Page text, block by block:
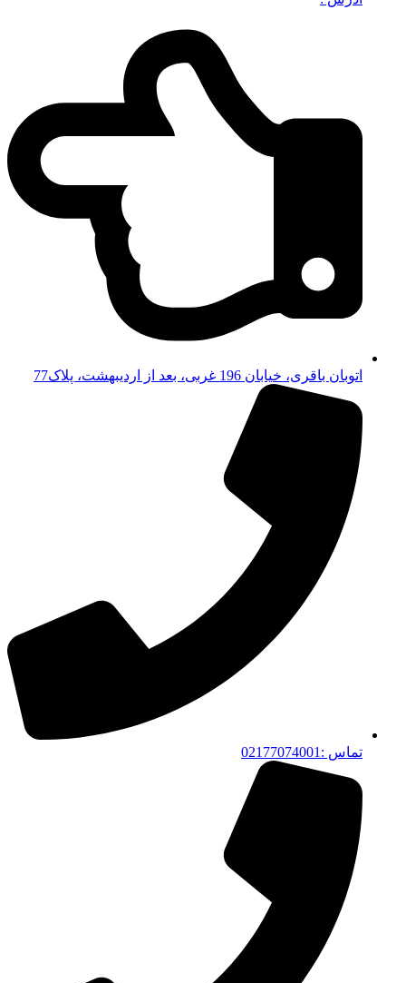
اتوبان باقری، خیابان 196 غربی، بعد از اردیبهشت، پلاک77
تماس :02177074001